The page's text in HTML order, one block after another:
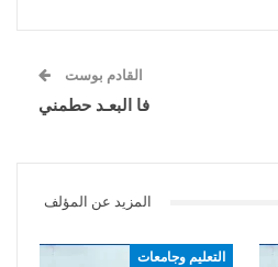
القادم بوست
فا البعـد حطمني
المزيد عن المؤلف
التعليم وجامعات